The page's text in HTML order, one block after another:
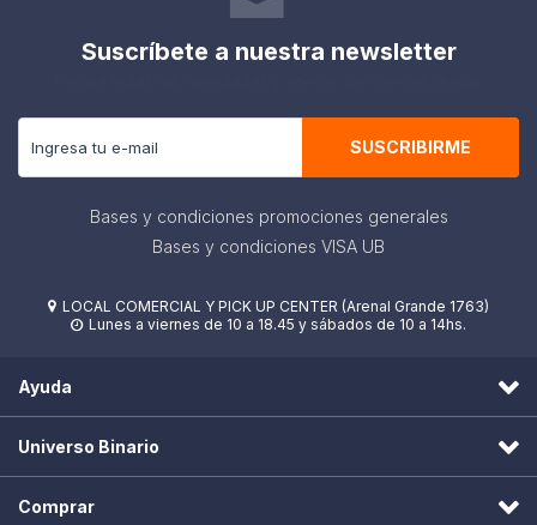
Suscríbete a nuestra newsletter
SUSCRIBIRME
Bases y condiciones promociones generales
Bases y condiciones VISA UB
 LOCAL COMERCIAL Y PICK UP CENTER (Arenal Grande 1763)
 Lunes a viernes de 10 a 18.45 y sábados de 10 a 14hs.
Ayuda
Universo Binario
Comprar